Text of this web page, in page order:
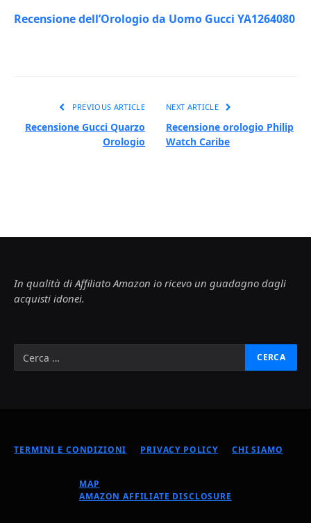
Recensione dell’Orologio da Uomo Gucci YA1264080
PREVIOUS ARTICLE
Recensione Gucci Quarzo
Orologio
NEXT ARTICLE
Recensione orologio Philip
Watch Caribe
In qualità di Affiliato Amazon io ricevo un guadagno dagli
acquisti idonei.
TERMINI E CONDIZIONI PRIVACY POLICY CHI SIAMO
MAP
AMAZON AFFILIATE DISCLOSURE